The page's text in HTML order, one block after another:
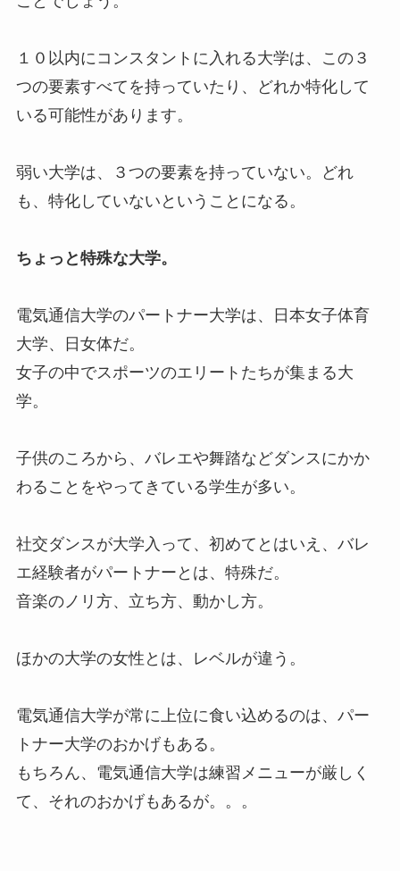
１０以内にコンスタントに入れる大学は、この３
つの要素すべてを持っていたり、どれか特化して
いる可能性があります。
弱い大学は、３つの要素を持っていない。どれ
も、特化していないということになる。
ちょっと特殊な大学。
電気通信大学のパートナー大学は、日本女子体育
大学、日女体だ。
女子の中でスポーツのエリートたちが集まる大
学。
子供のころから、バレエや舞踏などダンスにかか
わることをやってきている学生が多い。
社交ダンスが大学入って、初めてとはいえ、バレ
エ経験者がパートナーとは、特殊だ。
音楽のノリ方、立ち方、動かし方。
ほかの大学の女性とは、レベルが違う。
電気通信大学が常に上位に食い込めるのは、パー
トナー大学のおかげもある。
もちろん、電気通信大学は練習メニューが厳しく
て、それのおかげもあるが。。。